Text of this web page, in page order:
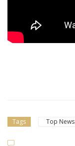
Tags Top News